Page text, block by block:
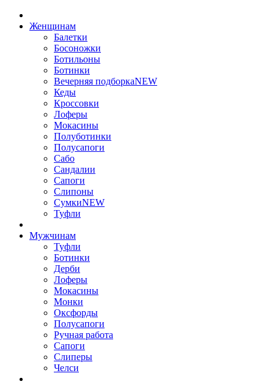
Женщинам
Балетки
Босоножки
Ботильоны
Ботинки
Вечерняя подборкаNEW
Кеды
Кроссовки
Лоферы
Мокасины
Полуботинки
Полусапоги
Сабо
Сандалии
Сапоги
Слипоны
СумкиNEW
Туфли
Мужчинам
Туфли
Ботинки
Дерби
Лоферы
Мокасины
Монки
Оксфорды
Полусапоги
Ручная работа
Сапоги
Слиперы
Челси